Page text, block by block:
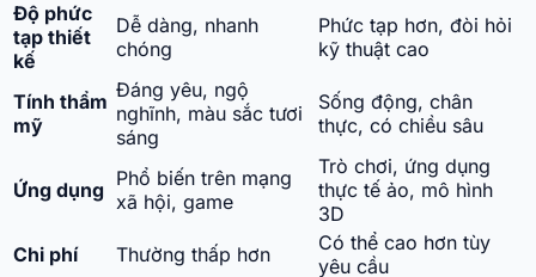
Độ phức
tạp thiết
kế
Dễ dàng, nhanh
chóng
Phức tạp hơn, đòi hỏi
kỹ thuật cao
Tính thẩm
mỹ
Đáng yêu, ngộ
nghĩnh, màu sắc tươi
sáng
Sống động, chân
thực, có chiều sâu
Ứng dụng Phổ biến trên mạng
xã hội, game
Trò chơi, ứng dụng
thực tế ảo, mô hình
3D
Chi phí
Thường thấp hơn
Có thể cao hơn tùy
yêu cầu